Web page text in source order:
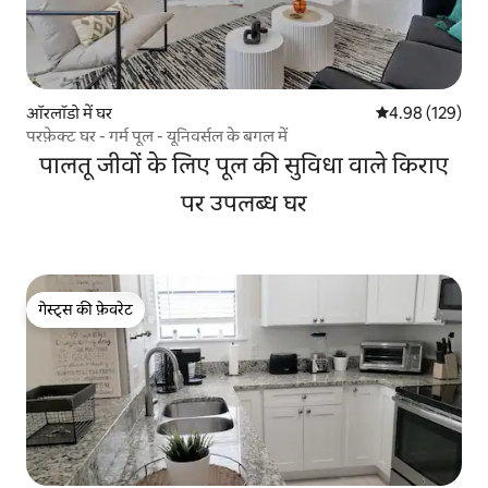
ऑरलॉडो में घर औसत रेटिंग 5 में से
4.98 (129)
परफ़ेक्ट घर - गर्म पूल - यूनिवर्सल के बगल में
पालतू जीवों के लिए पूल की सुविधा वाले किराए
पर उपलब्ध घर
गेस्ट्स की फ़ेवरेट
गेस्ट्स की फ़ेवरेट